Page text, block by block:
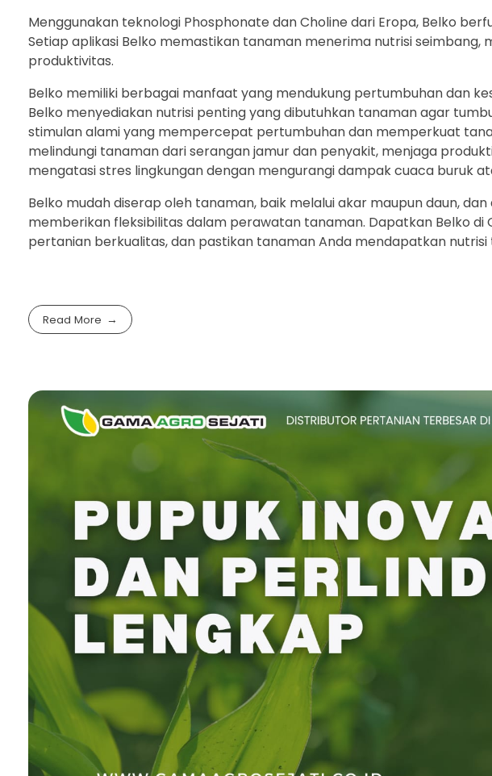
Menggunakan teknologi Phosphonate dan Choline dari Eropa, Belko
Setiap aplikasi Belko memastikan tanaman menerima nutrisi
produktivitas.
Belko memiliki berbagai manfaat yang mendukung pertumbuhan dan
Belko menyediakan nutrisi penting yang dibutuhkan tanaman agar
stimulan alami yang mempercepat pertumbuhan dan memperkuat
melindungi tanaman dari serangan jamur dan penyakit, menjaga
mengatasi stres lingkungan dengan mengurangi dampak cuaca buruk
Belko mudah diserap oleh tanaman, baik melalui akar maupun daun,
memberikan fleksibilitas dalam perawatan tanaman. Dapatkan Belko di
pertanian berkualitas, dan pastikan tanaman Anda mendapatkan nutrisi
Read More